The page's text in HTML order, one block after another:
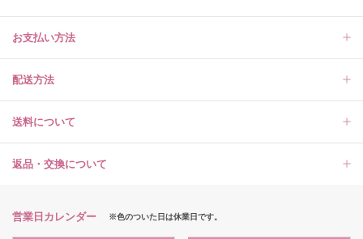
お支払い方法
配送方法
送料について
返品・交換について
営業日カレンダー ※色のついた日は休業日です。